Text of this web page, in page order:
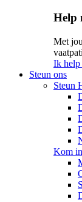
Help
Met
Ik help
Steun ons
Steun
Kom